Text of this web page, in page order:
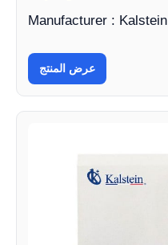
Manufacturer : Kalstein
عرض المنتج